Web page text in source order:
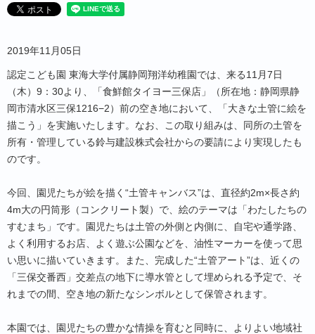
2019年11月05日
認定こども園 東海大学付属静岡翔洋幼稚園では、来る11月7日
（木）9：30より、「食鮮館タイヨー三保店」（所在地：静岡県静
岡市清水区三保1216−2）前の空き地において、「大きな土管に絵を
描こう」を実施いたします。なお、この取り組みは、同所の土管を
所有・管理している鈴与建設株式会社からの要請により実現したも
のです。
今回、園児たちが絵を描く“土管キャンバス”は、直径約2m×長さ約
4m大の円筒形（コンクリート製）で、絵のテーマは「わたしたちの
すむまち」です。園児たちは土管の外側と内側に、自宅や通学路、
よく利用するお店、よく遊ぶ公園などを、油性マーカーを使って思
い思いに描いていきます。また、完成した“土管アート”は、近くの
「三保交番西」交差点の地下に導水管として埋められる予定で、そ
れまでの間、空き地の新たなシンボルとして保管されます。
本園では、園児たちの豊かな情操を育むと同時に、よりよい地域社